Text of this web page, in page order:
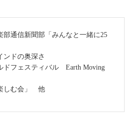
部通信新聞部「みんなと一緒に25
ンドの奥深さ
ドフェスティバル Earth Moving
しむ会」 他